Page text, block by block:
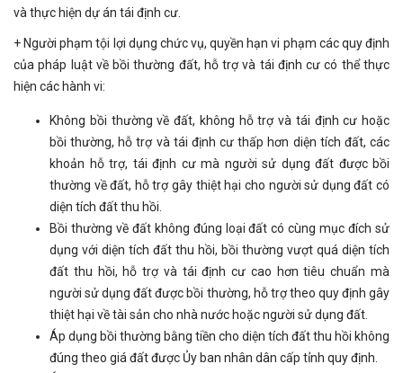
và thực hiện dự án tái định cư.
+ Người phạm tội lợi dụng chức vụ, quyền hạn vi phạm các quy định
của pháp luật về bồi thường đất, hỗ trợ và tái định cư có thể thực
hiện các hành vi:
Không bồi thường về đất, không hỗ trợ và tái định cư hoặc
bồi thường, hỗ trợ và tái định cư thấp hơn diện tích đất, các
khoản hỗ trợ, tái định cư mà người sử dụng đất được bồi
thường về đất, hỗ trợ gây thiệt hại cho người sử dụng đất có
diện tích đất thu hồi.
Bồi thường về đất không đúng loại đất có cùng mục đích sử
dụng với diện tích đất thu hồi, bồi thường vượt quá diện tích
đất thu hồi, hỗ trợ và tái định cư cao hơn tiêu chuẩn mà
người sử dụng đất được bồi thường, hỗ trợ theo quy định gây
thiệt hại về tài sản cho nhà nước hoặc người sử dụng đất.
Áp dụng bồi thường bằng tiền cho diện tích đất thu hồi không
đúng theo giá đất được Ủy ban nhân dân cấp tỉnh quy định.